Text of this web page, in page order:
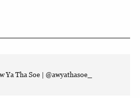
Ya Tha Soe | @awyathasoe_